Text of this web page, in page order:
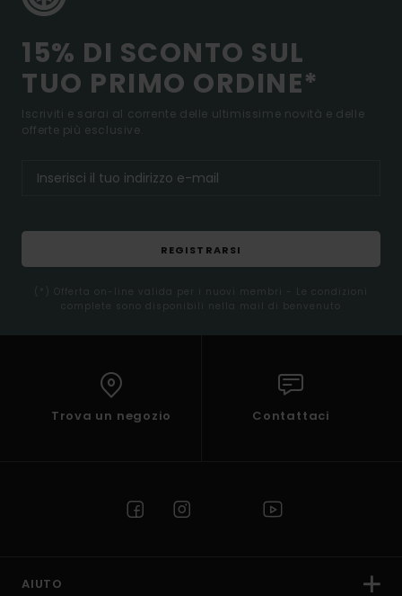
15% DI SCONTO SUL
TUO PRIMO ORDINE*
Iscriviti e sarai al corrente delle ultimissime novità e delle
offerte più esclusive.
REGISTRARSI
(*) Offerta on-line valida per i nuovi membri - Le condizioni
complete sono disponibili nella mail di benvenuto
Trova un negozio Contattaci
AIUTO